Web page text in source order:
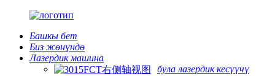
Башкы бет
Биз жөнүндө
Лазердик машина
була лазердик кесүүчү